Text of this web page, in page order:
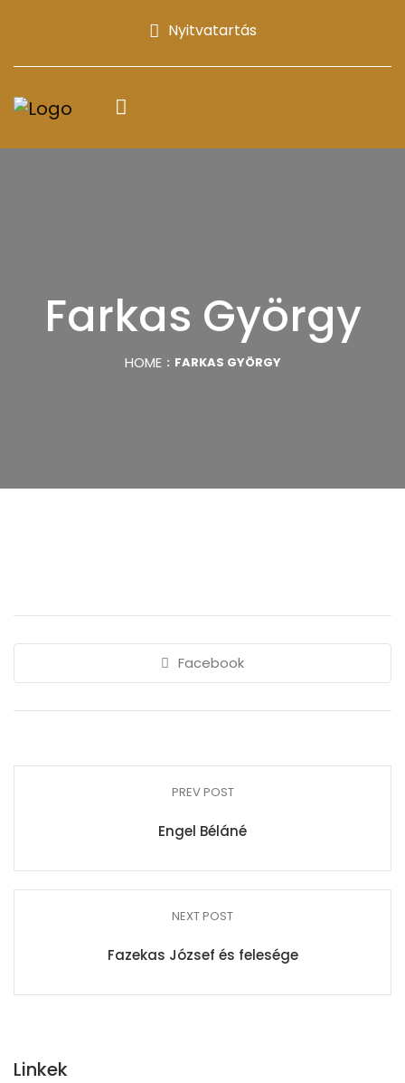
Nyitvatartás
Farkas György
HOME FARKAS GYÖRGY
Facebook
PREV POST
Engel Béláné
NEXT POST
Fazekas József és felesége
Linkek